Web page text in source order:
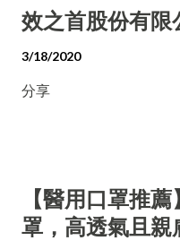
效之首股份有限
3/18/2020
分享
【醫用口罩推
罩，高透氣且親